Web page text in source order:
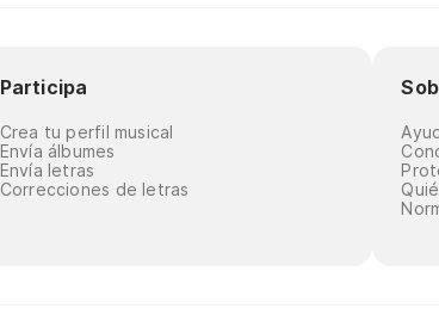
Participa
Crea tu perfil musical
Envía álbumes
Envía letras
Correcciones de letras